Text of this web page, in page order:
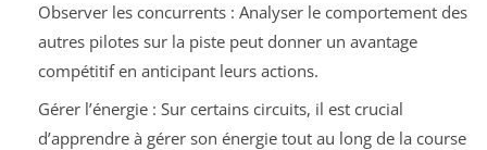
Observer les concurrents : Analyser le comportement des
autres pilotes sur la piste peut donner un avantage
compétitif en anticipant leurs actions.
Gérer l’énergie : Sur certains circuits, il est crucial
d’apprendre à gérer son énergie tout au long de la course